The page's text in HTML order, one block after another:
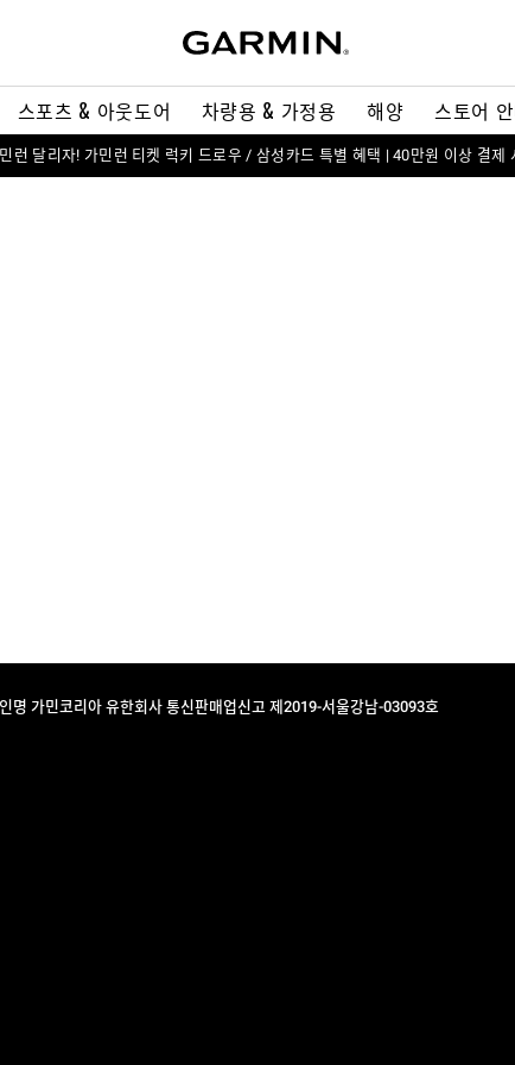
스포츠 & 아웃도어 차량용 & 가정용 해양 스토어
런 달리자! 가민런 티켓 럭키 드로우 / 삼성카드 특별 혜택 | 40만원 이상 결제
명 가민코리아 유한회사 통신판매업신고 제2019-서울강남-03093호